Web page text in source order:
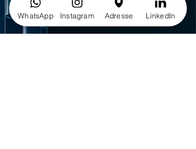
peuvent faire toute la différence. Dans cet
article, découvrez comment personnaliser votre
espace de travail pour stimuler votre créativité,
WhatsApp Instagram Adresse LinkedIn